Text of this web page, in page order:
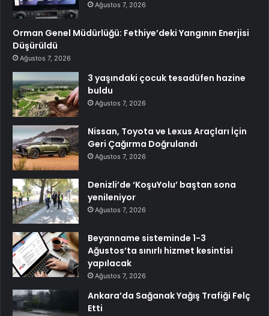
Ağustos 7, 2026
Orman Genel Müdürlüğü: Fethiye’deki Yangının Enerjisi
Düşürüldü
Ağustos 7, 2026
3 yaşındaki çocuk tesadüfen hazine
buldu
Ağustos 7, 2026
Nissan, Toyota ve Lexus Araçları İçin
Geri Çağırma Doğrulandı
Ağustos 7, 2026
Denizli’de ‘KoşuYolu’ baştan sona
yenileniyor
Ağustos 7, 2026
Beyanname sisteminde 1-3
Ağustos’ta sınırlı hizmet kesintisi
yapılacak
Ağustos 7, 2026
Ankara’da Sağanak Yağış Trafiği Felç
Etti